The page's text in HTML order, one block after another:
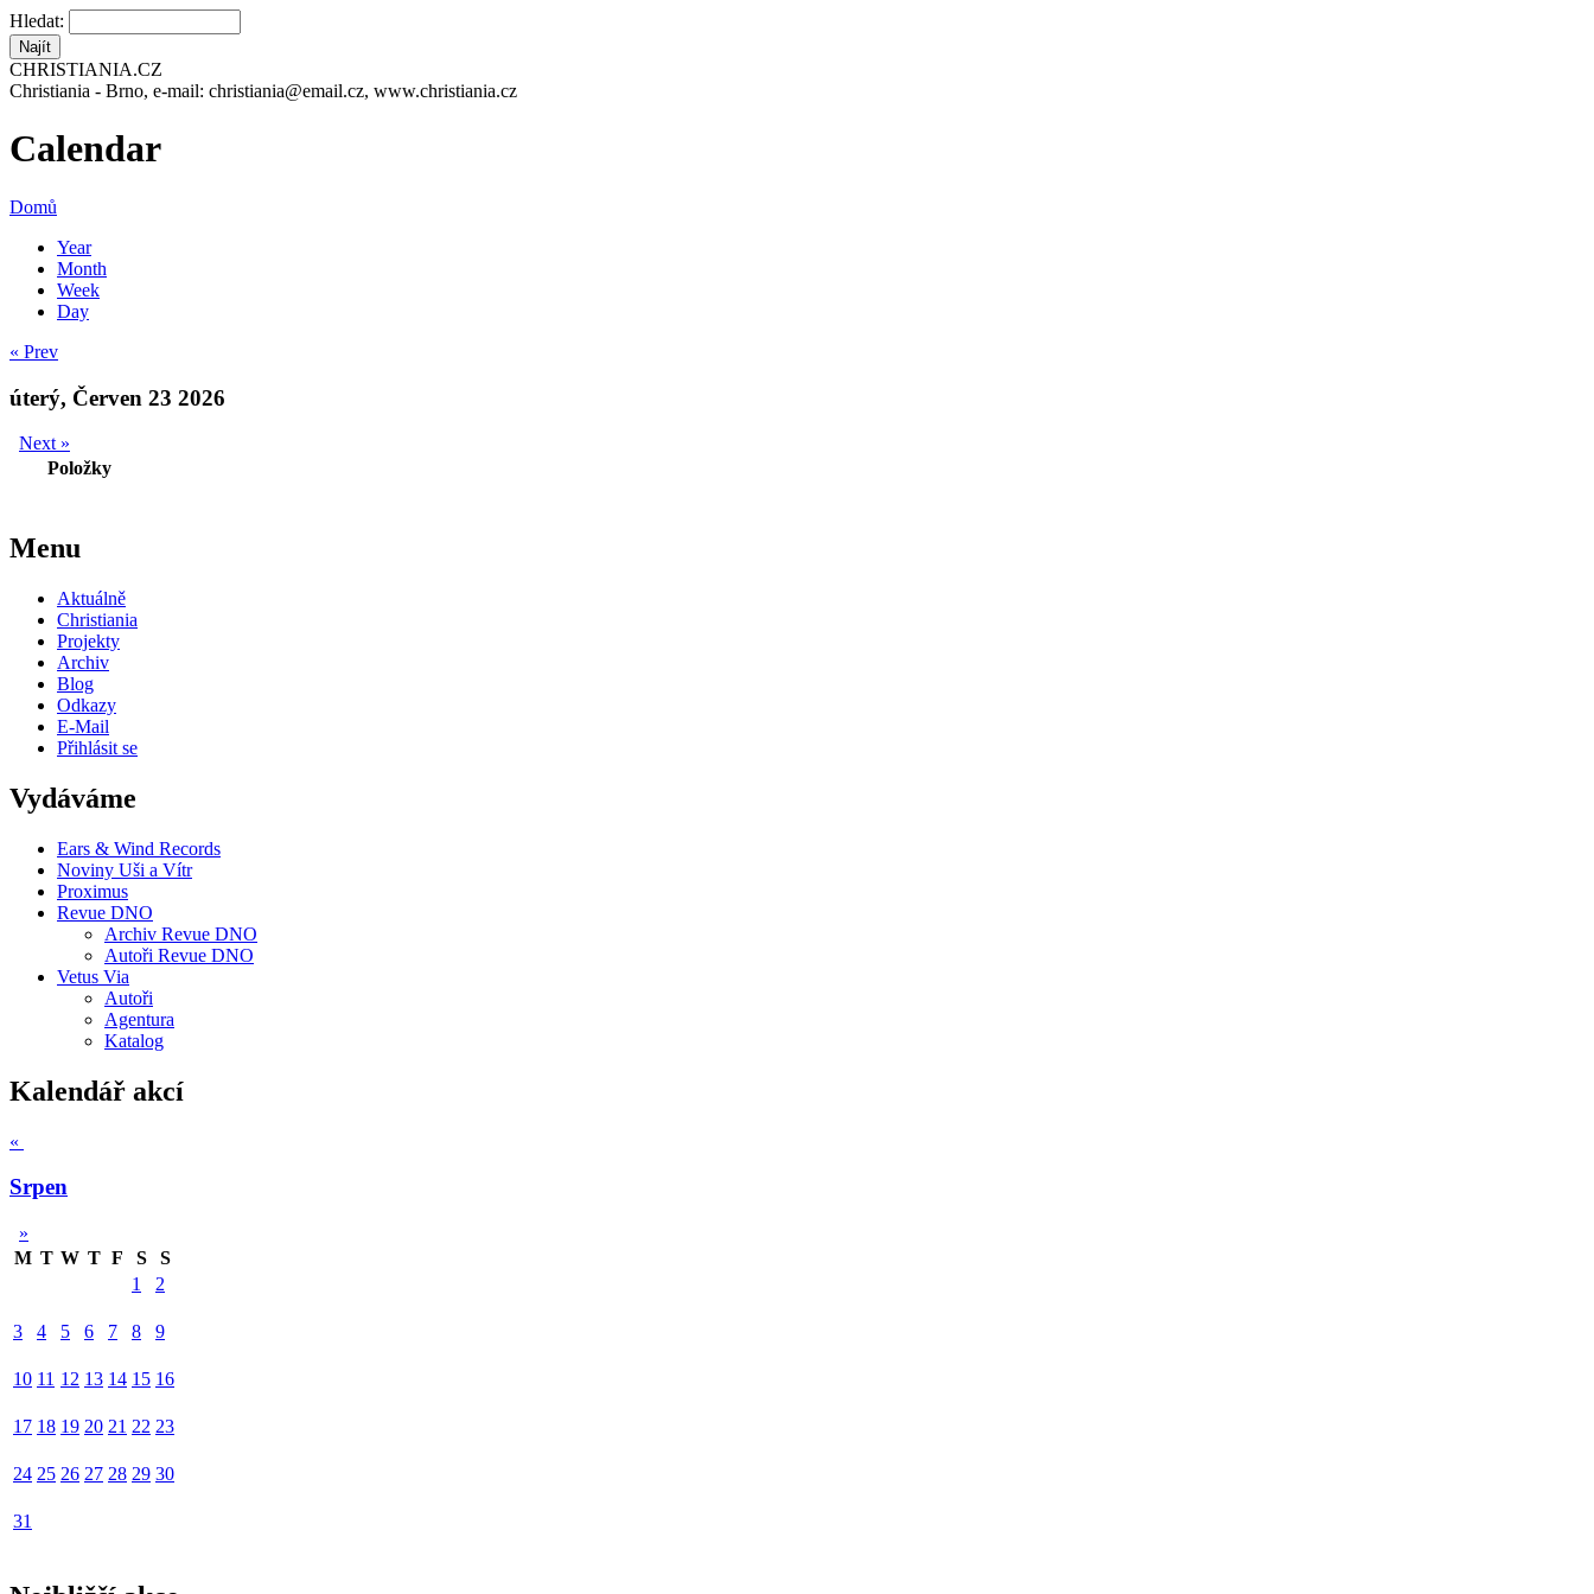
Hledat:
CHRISTIANIA.CZ
Christiania - Brno, e-mail: christiania@email.cz, www.christiania.cz
Calendar
Domů
Year
Month
Week
Day
« Prev
úterý, Červen 23 2026
Next »
Položky
Menu
Aktuálně
Christiania
Projekty
Archiv
Blog
Odkazy
E-Mail
Přihlásit se
Vydáváme
Ears & Wind Records
Noviny Uši a Vítr
Proximus
Revue DNO
Archiv Revue DNO
Autoři Revue DNO
Vetus Via
Autoři
Agentura
Katalog
Kalendář akcí
«
Srpen
»
M T W T F S
S
1
2
3 4 5 6 7 8 9
10 11 12 13 14 15 16
17 18 19 20 21 22 23
24 25 26 27 28 29 30
31